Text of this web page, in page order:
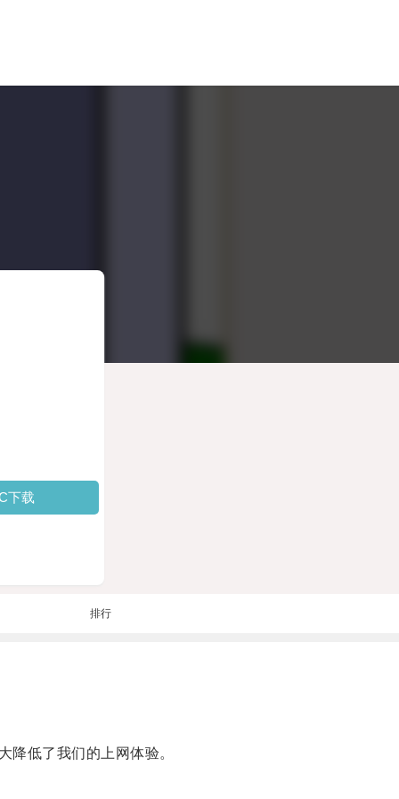
下载
排行
低了我们的上网体验。